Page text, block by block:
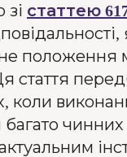
зі статтею
положення
стаття
коли
чинних